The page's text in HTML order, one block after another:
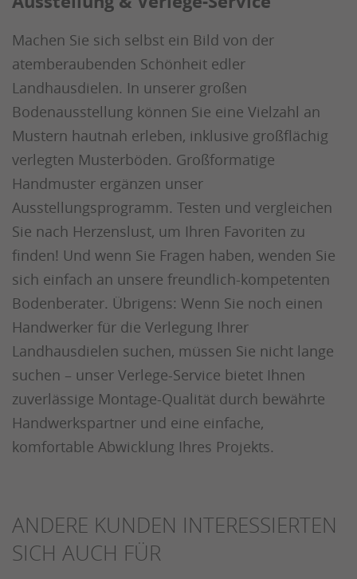
Machen Sie sich selbst ein Bild von der
atemberaubenden Schönheit edler
Landhausdielen. In unserer großen
Bodenausstellung können Sie eine Vielzahl an
Mustern hautnah erleben, inklusive großflächig
verlegten Musterböden. Großformatige
Handmuster ergänzen unser
Ausstellungsprogramm. Testen und vergleichen
Sie nach Herzenslust, um Ihren Favoriten zu
finden! Und wenn Sie Fragen haben, wenden Sie
sich einfach an unsere freundlich-kompetenten
Bodenberater. Übrigens: Wenn Sie noch einen
Handwerker für die Verlegung Ihrer
Landhausdielen suchen, müssen Sie nicht lange
suchen – unser Verlege-Service bietet Ihnen
zuverlässige Montage-Qualität durch bewährte
Handwerkspartner und eine einfache,
komfortable Abwicklung Ihres Projekts.
ANDERE KUNDEN INTERESSIERTEN
SICH AUCH FÜR